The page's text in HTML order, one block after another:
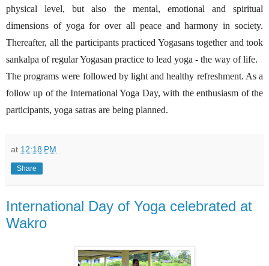
physical level, but also the mental, emotional and spiritual
dimensions of yoga for over all peace and harmony in society.
Thereafter, all the participants practiced Yogasans together and took
sankalpa of regular Yogasan practice to lead yoga - the way of life.
The programs were followed by light and healthy refreshment. As a
follow up of the International Yoga Day, with the enthusiasm of the
participants, yoga satras are being planned.
at 12:18 PM
Share
International Day of Yoga celebrated at
Wakro